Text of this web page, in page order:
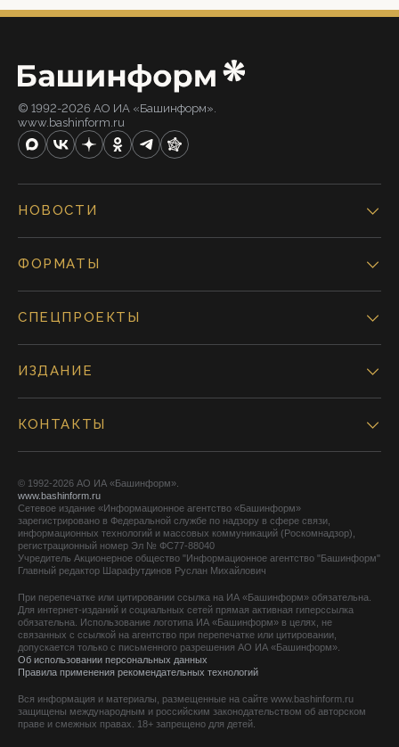
© 1992-2026 АО ИА «Башинформ».
www.bashinform.ru
НОВОСТИ
ФОРМАТЫ
СПЕЦПРОЕКТЫ
ИЗДАНИЕ
КОНТАКТЫ
© 1992-2026 АО ИА «Башинформ».
www.bashinform.ru
Сетевое издание «Информационное агентство «Башинформ»
зарегистрировано в Федеральной службе по надзору в сфере связи,
информационных технологий и массовых коммуникаций (Роскомнадзор),
регистрационный номер Эл № ФС77-88040
Учредитель Акционерное общество "Информационное агентство "Башинформ"
Главный редактор Шарафутдинов Руслан Михайлович
При перепечатке или цитировании ссылка на ИА «Башинформ» обязательна.
Для интернет-изданий и социальных сетей прямая активная гиперссылка
обязательна. Использование логотипа ИА «Башинформ» в целях, не
связанных с ссылкой на агентство при перепечатке или цитировании,
допускается только с письменного разрешения АО ИА «Башинформ».
Об использовании персональных данных
Правила применения рекомендательных технологий
Вся информация и материалы, размещенные на сайте www.bashinform.ru
защищены международным и российским законодательством об авторском
праве и смежных правах. 18+ запрещено для детей.